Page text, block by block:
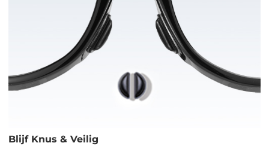
Blijf Knus & Veilig